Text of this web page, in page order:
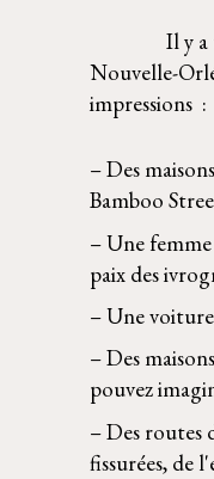
Il
Nouvelle-
impressions  :
– Des
Bamboo
– Une
paix des
– Une
– Des
pouvez
– Des routes
fissurées, de